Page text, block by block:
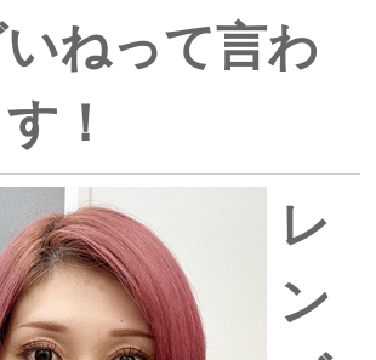
ねって言わ
！
レ
ン